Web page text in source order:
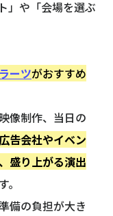
」や「会場を選ぶ
ーツがおすすめ
像制作、当日の
告会社やイベン
盛り上がる演出
。
備の負担が大き